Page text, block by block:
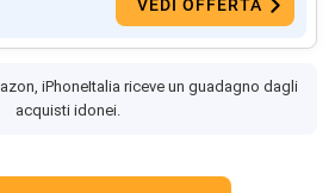
VEDI OFFERTA
iPhoneItalia riceve un guadagno dagli
acquisti idonei.